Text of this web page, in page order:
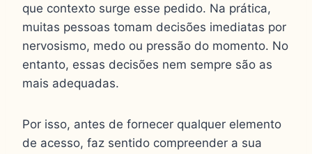
que contexto surge esse pedido. Na prática,
muitas pessoas tomam decisões imediatas por
nervosismo, medo ou pressão do momento. No
entanto, essas decisões nem sempre são as
mais adequadas.
Por isso, antes de fornecer qualquer elemento
de acesso, faz sentido compreender a sua